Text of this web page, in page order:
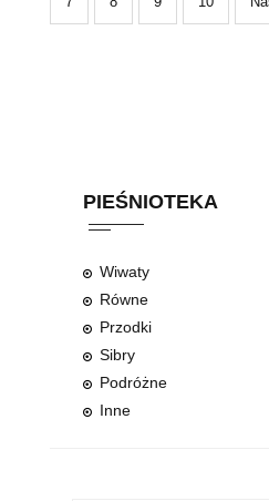
PIEŚNIOTEKA
Wiwaty
Równe
Przodki
Sibry
Podróżne
Inne